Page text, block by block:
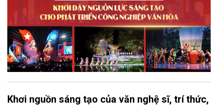
Khơi nguồn sáng tạo của văn nghệ sĩ, trí thức,